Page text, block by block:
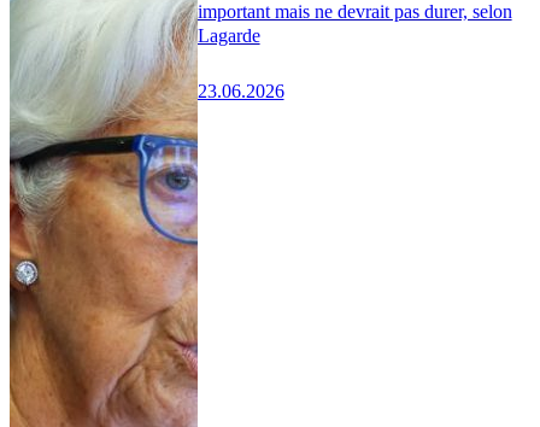
important mais ne devrait pas durer, selon
Lagarde
23.06.2026